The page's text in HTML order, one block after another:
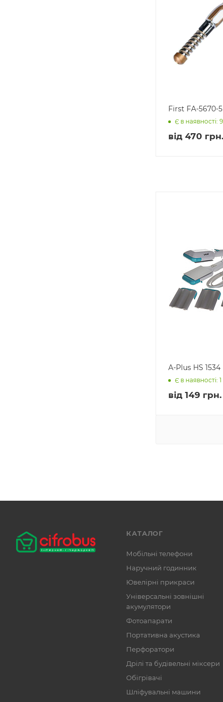
First FA-5670-5
Є в наявності: 9
від 470 грн.
A-Plus HS 1534
Є в наявності: 1
від 149 грн.
КАТАЛОГ
Мобільні телефони
Наручний годинник
Ювелірні прикраси
Універсальні зовнішні
акумулятори
Фотоапарати
Портативна акустика
Перфоратори
Дрілі та будівельні міксери
Обігрівачі
Шліфувальні машини